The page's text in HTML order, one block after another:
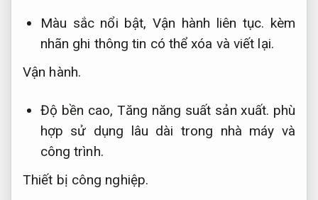
Màu sắc nổi bật,Vận hành liên tục. kèm
nhãn ghi thông tin có thể xóa và viết lại.
Vận hành.
Độ bền cao, Tăng năng suất sản xuất. phù
hợp sử dụng lâu dài trong nhà máy và
công trình.
Thiết bị công nghiệp.